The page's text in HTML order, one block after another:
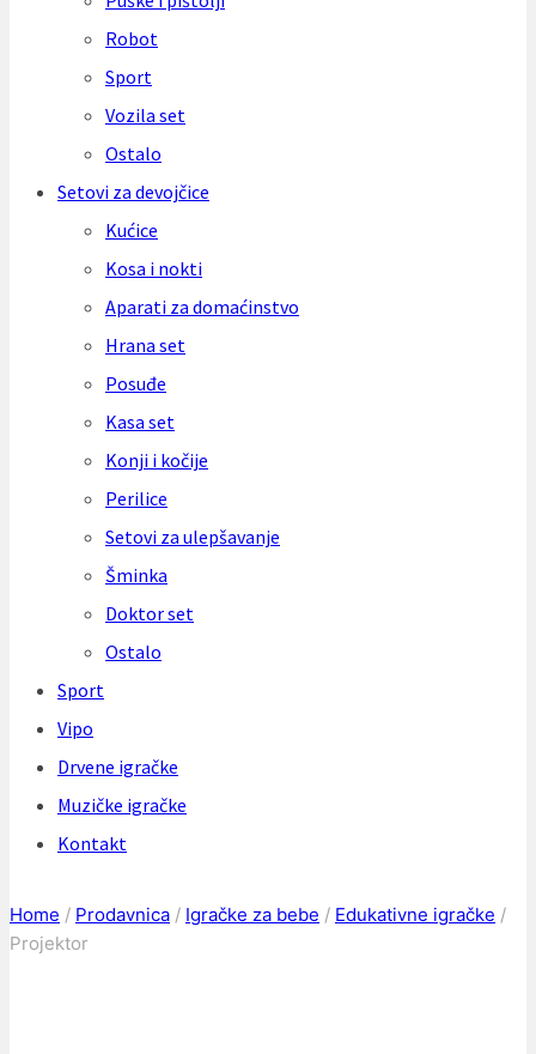
Robot
Sport
Vozila set
Ostalo
Setovi za devojčice
Kućice
Kosa i nokti
Aparati za domaćinstvo
Hrana set
Posuđe
Kasa set
Konji i kočije
Perilice
Setovi za ulepšavanje
Šminka
Doktor set
Ostalo
Sport
Vipo
Drvene igračke
Muzičke igračke
Kontakt
Home / Prodavnica / Igračke za bebe / Edukativne igračke /
Projektor